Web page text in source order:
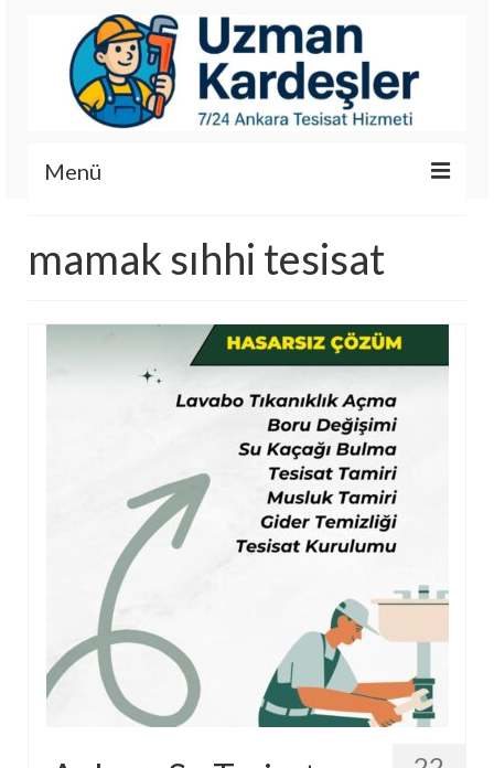
Menü
Hizmetlerimiz
Hakkımızda
Fotoğraf Galerisi
mamak sıhhi tesisat